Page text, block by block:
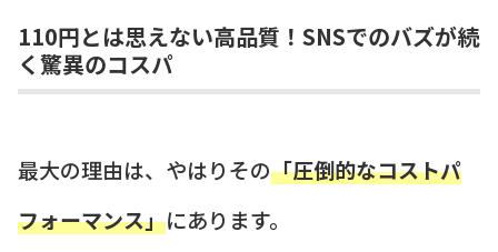
110円とは思えない高品質！SNSでのバズが続
く驚異のコスパ
最大の理由は、やはりその「圧倒的なコストパ
フォーマンス」にあります。